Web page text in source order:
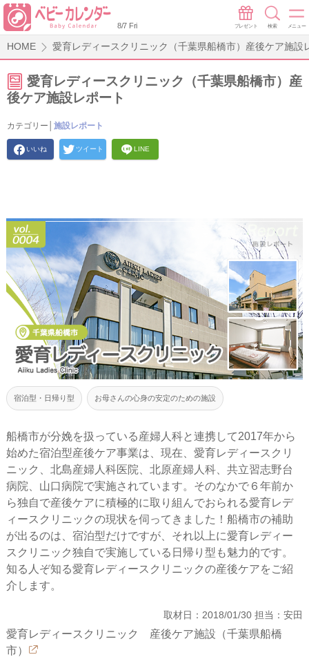
8/7 Fri プレゼント 検索 メニュー
HOME 愛育レディースクリニック（千葉県船橋市）産後ケア施設
愛育レディースクリニック（千葉県船橋市）産
後ケア施設レポート
カテゴリー│ 施設レポート
いいね ツイート LINE
宿泊型・日帰り型 お母さんの心身の安定のための施設
船橋市が分娩を扱っている産婦人科と連携して2017年から
始めた宿泊型産後ケア事業は、現在、愛育レディースクリ
ニック、北島産婦人科医院、北原産婦人科、共立習志野台
病院、山口病院で実施されています。そのなかで６年前か
ら独自で産後ケアに積極的に取り組んでおられる愛育レデ
ィースクリニックの現状を伺ってきました！船橋市の補助
が出るのは、宿泊型だけですが、それ以上に愛育レディー
スクリニック独自で実施している日帰り型も魅力的です。
知る人ぞ知る愛育レディースクリニックの産後ケアをご紹
介します。
取材日：2018/01/30 担当：安田
愛育レディースクリニック 産後ケア施設（千葉県船橋
市）